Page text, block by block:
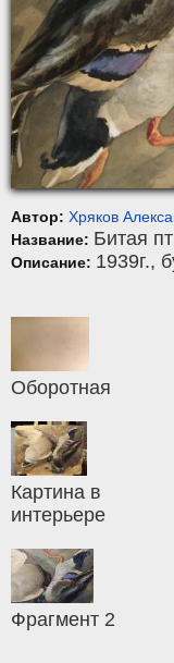
Автор: Хряков
Название: Битая
Описание: 1939г.,
Оборотная
Картина в
интерьере
Фрагмент 2